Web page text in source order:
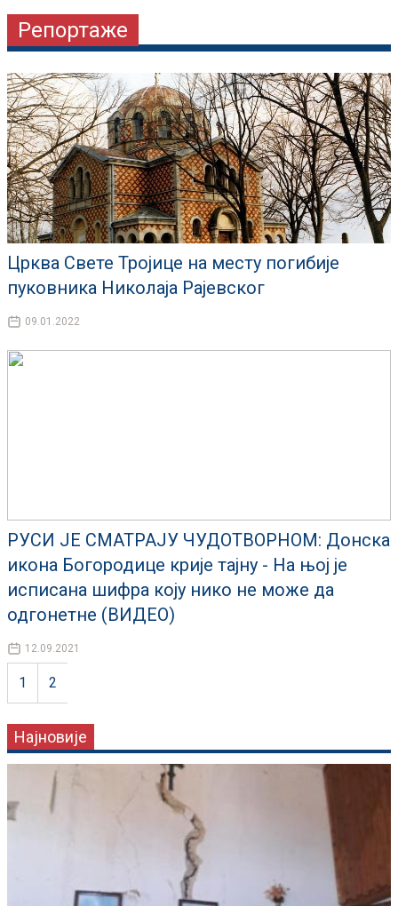
Репортаже
Црква Свете Тројице на месту погибије
пуковника Николаја Рајевског
09.01.2022
РУСИ ЈЕ СМАТРАЈУ ЧУДОТВОРНОМ: Донска
икона Богородице крије тајну - На њој је
исписана шифра коју нико не може да
одгонетне (ВИДЕО)
12.09.2021
1 2
Најновије